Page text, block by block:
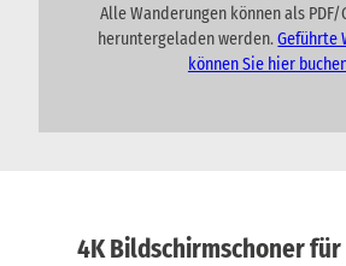
Alle Wanderungen können als PDF/
heruntergeladen werden.Geführte
können Sie hier
4K Bildschirmschoner